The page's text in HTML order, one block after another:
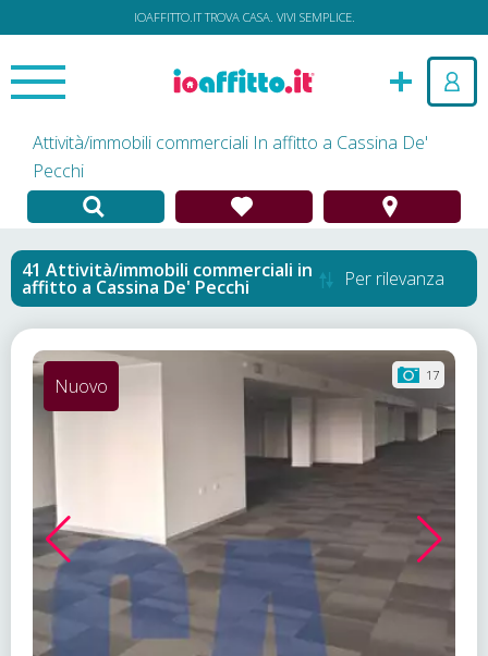
IOAFFITTO.IT TROVA CASA. VIVI SEMPLICE.
Attività/immobili commerciali In affitto a Cassina De'
Pecchi
Attività/immobili commerciali in
affitto a Cassina De' Pecchi Per rilevanza
17
Nuovo